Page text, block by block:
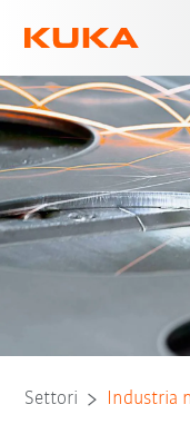
Know-how
Settori Industria